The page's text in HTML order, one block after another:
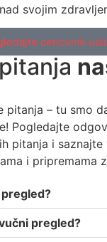
svojim
cenovnik
pitanja – tu smo
Pogledajte
pitanja i saznajte
i pripremama
pregled?
pregled?